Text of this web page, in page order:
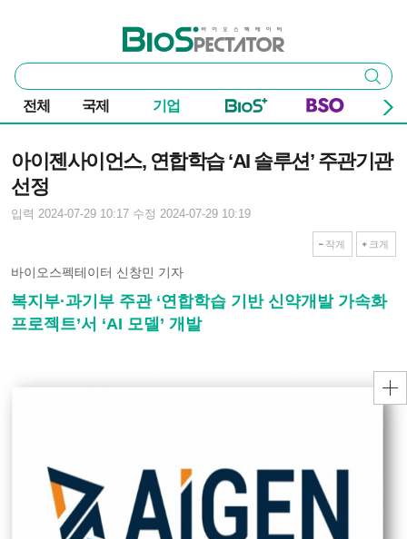
바이오스펙테이터
통
합
검
색
검색
전체 국제 기업
아이젠사이언스, 연합학습 ‘AI 솔루션’ 주관기관
선정
입력 2024-07-29 10:17 수정 2024-07-29 10:19
작게 크게
바이오스펙테이터 신창민 기자
복지부·과기부 주관 ‘연합학습 기반 신약개발 가속화
프로젝트’서 ‘AI 모델’ 개발